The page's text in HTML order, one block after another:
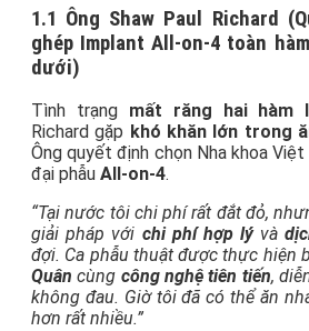
1.1 Ông Shaw Paul Richard
ghép Implant All-on-4 toàn
dưới)
Tình trạngmất răng hai hàm
Richard gặp khó khăn lớn trong
Ông quyết định chọn Nha khoa
đại phẫu All-on-4.
“Tại nước tôi chi phí rất đắt đỏ,
giải pháp với chi phí hợp lývà
đợi. Ca phẫu thuật được thực hiện
Quân cùng công nghệ tiên tiến,
không đau. Giờ tôi đã có thể ăn
hơn rất nhiều.”